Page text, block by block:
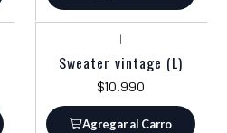
|
Sweater vintage (L)
$10.990
Agregar al Carro